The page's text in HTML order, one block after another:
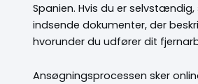
Spanien. Hvis du er selvstændig,
indsende dokumenter, der
hvorunder du udfører dit
Ansøgningsprocessen sker